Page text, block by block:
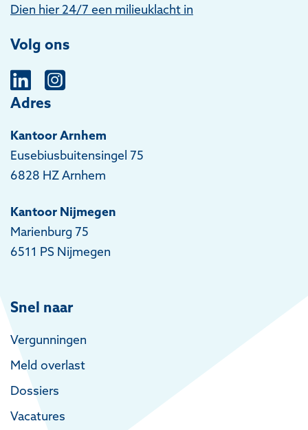
Dien hier 24/7 een milieuklacht in
Volg ons
Adres
Kantoor Arnhem
Eusebiusbuitensingel 75
6828 HZ Arnhem
Kantoor Nijmegen
Marienburg 75
6511 PS Nijmegen
Snel naar
Vergunningen
Meld overlast
Dossiers
Vacatures